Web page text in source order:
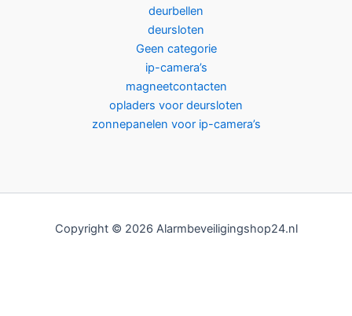
deurbellen
deursloten
Geen categorie
ip-camera’s
magneetcontacten
opladers voor deursloten
zonnepanelen voor ip-camera’s
Copyright © 2026 Alarmbeveiligingshop24.nl